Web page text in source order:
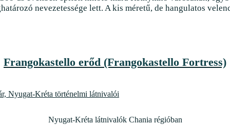
nevezetessége lett. A kis méretű, de hangulatos
Frangokastello erőd (Frangokastello Fortress)
Nyugat-Kréta látnivalók Chania régióban